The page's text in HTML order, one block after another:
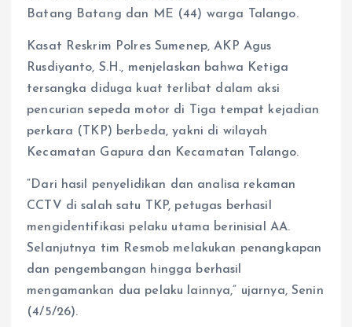
Batang Batang dan ME (44) warga Talango.
Kasat Reskrim Polres Sumenep, AKP Agus
Rusdiyanto, S.H., menjelaskan bahwa Ketiga
tersangka diduga kuat terlibat dalam aksi
pencurian sepeda motor di Tiga tempat kejadian
perkara (TKP) berbeda, yakni di wilayah
Kecamatan Gapura dan Kecamatan Talango.
“Dari hasil penyelidikan dan analisa rekaman
CCTV di salah satu TKP, petugas berhasil
mengidentifikasi pelaku utama berinisial AA.
Selanjutnya tim Resmob melakukan penangkapan
dan pengembangan hingga berhasil
mengamankan dua pelaku lainnya,” ujarnya, Senin
(4/5/26).